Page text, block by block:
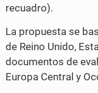
recuadro).
La propuesta se
de Reino Unido,
documentos de
Europa Central y